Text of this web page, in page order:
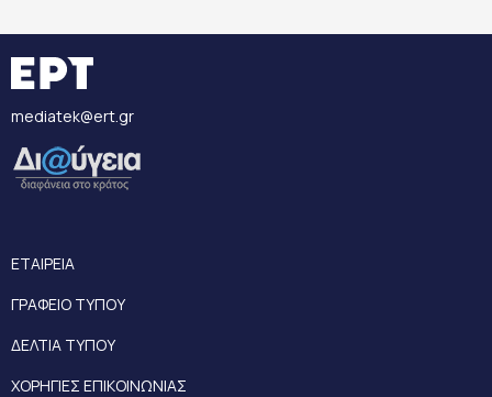
mediatek@ert.gr
ΕΤΑΙΡΕΙΑ
ΓΡΑΦΕΙΟ ΤΥΠΟΥ
ΔΕΛΤΙΑ ΤΥΠΟΥ
ΧΟΡΗΓΙΕΣ ΕΠΙΚΟΙΝΩΝΙΑΣ